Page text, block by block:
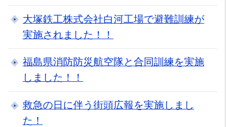
大塚鉄工株式会社白河工場で避難訓練が
実施されました！！
福島県消防防災航空隊と合同訓練を実施
しました！！
救急の日に伴う街頭広報を実施しまし
た！